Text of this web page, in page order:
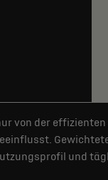
von der
und